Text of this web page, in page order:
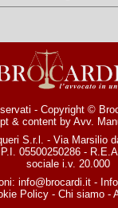
- Copyright ©
& content by Avv.
S.r.l. - Via Marsilio
05500250286 -
sociale i.v. 20.000
info@brocardi.it-
Policy - Chi siamo -